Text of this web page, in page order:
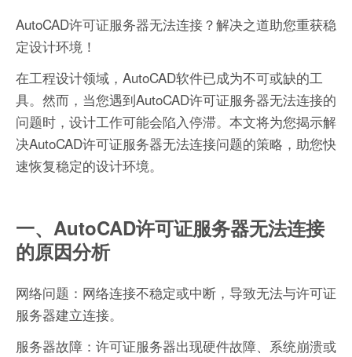
AutoCAD许可证服务器无法连接？解决之道助您重获稳
定设计环境！
在工程设计领域，AutoCAD软件已成为不可或缺的工
具。然而，当您遇到AutoCAD许可证服务器无法连接的
问题时，设计工作可能会陷入停滞。本文将为您揭示解
决AutoCAD许可证服务器无法连接问题的策略，助您快
速恢复稳定的设计环境。
一、AutoCAD许可证服务器无法连接
的原因分析
网络问题：网络连接不稳定或中断，导致无法与许可证
服务器建立连接。
服务器故障：许可证服务器出现硬件故障、系统崩溃或